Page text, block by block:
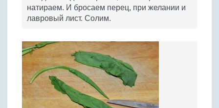
натираем. И бросаем перец, при желании и
лавровый лист. Солим.